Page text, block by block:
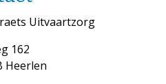
Uitvaartzorg
162
Heerlen